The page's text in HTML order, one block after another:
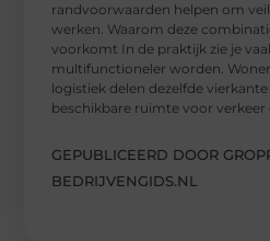
randvoorwaarden helpen om
werken. Waarom deze
voorkomt In de praktijk zie je
multifunctioneler worden.
logistiek delen dezelfde
beschikbare ruimte voor verkeer
GEPUBLICEERD DOOR
BEDRIJVENGIDS.NL